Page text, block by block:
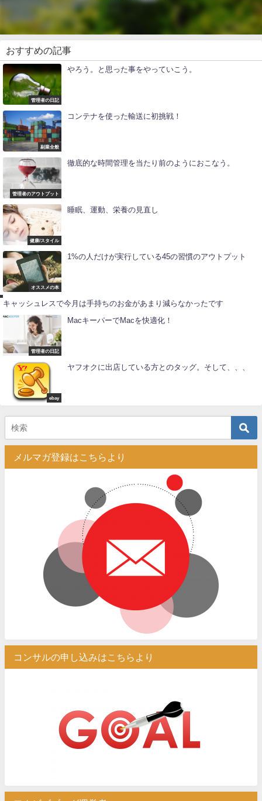
おすすめの記事
管理者の日記
やろう。と思った事をやっていこう。
副業全般
コンテナを使った輸送に初挑戦！
管理者のアウトプット
徹底的な時間管理を当たり前のようにおこなう。
健康/スタイル
睡眠、運動、栄養の見直し
オススメの本
1%の人だけが実行している45の習慣のアウトプット
キャッシュレスで今月は手持ちのお金があまり減らなかったです
管理者の日記
MacキーパーでMacを快適化！
ebay
ヤフオクに出店している方とのタッグ。そして、、、
メルマガ登録はこちらより
コンサルの申し込みはこちらより